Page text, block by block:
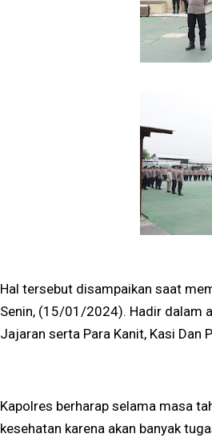
Hal tersebut disampaikan saat
Senin, (15/01/2024). Hadir dalam
Jajaran serta Para Kanit, Kasi
Kapolres berharap selama masa
kesehatan karena akan banyak